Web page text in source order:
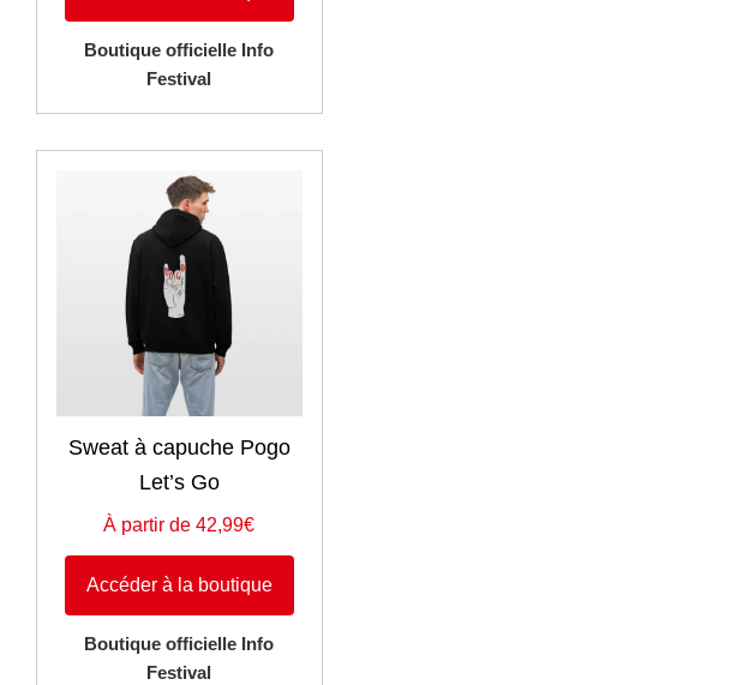
Boutique officielle Info
Festival
Sweat à capuche Pogo
Let’s Go
À partir de 42,99€
Accéder à la boutique
Boutique officielle Info
Festival